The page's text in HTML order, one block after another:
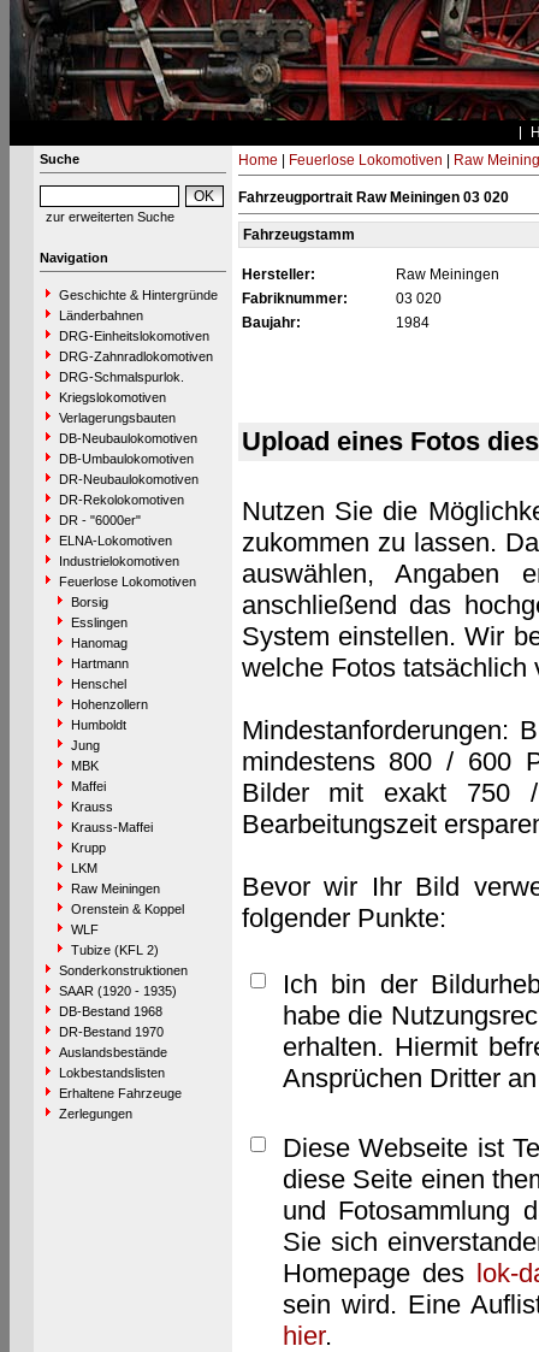
Suche
zur erweiterten Suche
Navigation
Geschichte & Hintergründe
Länderbahnen
DRG-Einheitslokomotiven
DRG-Zahnradlokomotiven
DRG-Schmalspurlok.
Kriegslokomotiven
Verlagerungsbauten
DB-Neubaulokomotiven
DB-Umbaulokomotiven
DR-Neubaulokomotiven
DR-Rekolokomotiven
DR - "6000er"
ELNA-Lokomotiven
Industrielokomotiven
Feuerlose Lokomotiven
Borsig
Esslingen
Hanomag
Hartmann
Henschel
Hohenzollern
Humboldt
Jung
MBK
Maffei
Krauss
Krauss-Maffei
Krupp
LKM
Raw Meiningen
Orenstein & Koppel
WLF
Tubize (KFL 2)
Sonderkonstruktionen
SAAR (1920 - 1935)
DB-Bestand 1968
DR-Bestand 1970
Auslandsbestände
Lokbestandslisten
Erhaltene Fahrzeuge
Zerlegungen
Home Feuerlose Lokomotiven Raw
Fahrzeugportrait Raw Meiningen 03 020
Fahrzeugstamm
Hersteller:
Raw Meiningen
Fabriknummer:
03 020
Baujahr:
1984
Upload eines Fotos
Nutzen Sie die
zukommen zu lassen.
auswählen, Angaben
anschließend das
System einstellen. Wir
welche Fotos tatsächlich
Mindestanforderungen:
mindestens 800 / 600
Bilder mit exakt 750
Bearbeitungszeit
Bevor wir Ihr Bild
folgender Punkte:
Ich bin der
habe die
erhalten. Hiermit
Ansprüchen Dritter
Diese Webseite ist
diese Seite einen
und Fotosammlung
Sie sich
Homepage des lok-
sein wird. Eine
hier.